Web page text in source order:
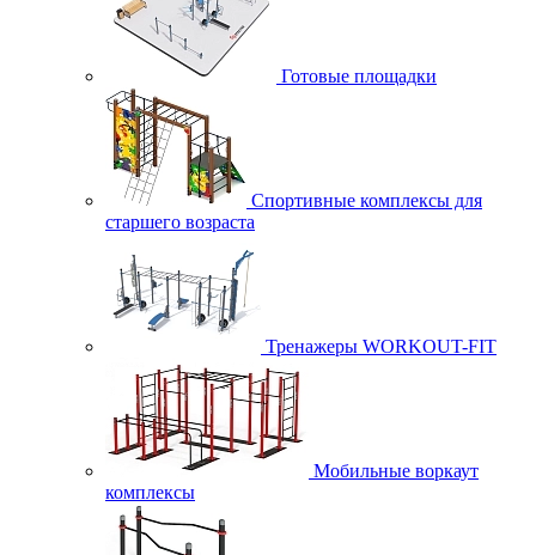
Готовые площадки
Спортивные комплексы для
старшего возраста
Тренажеры WORKOUT-FIT
Мобильные воркаут
комплексы